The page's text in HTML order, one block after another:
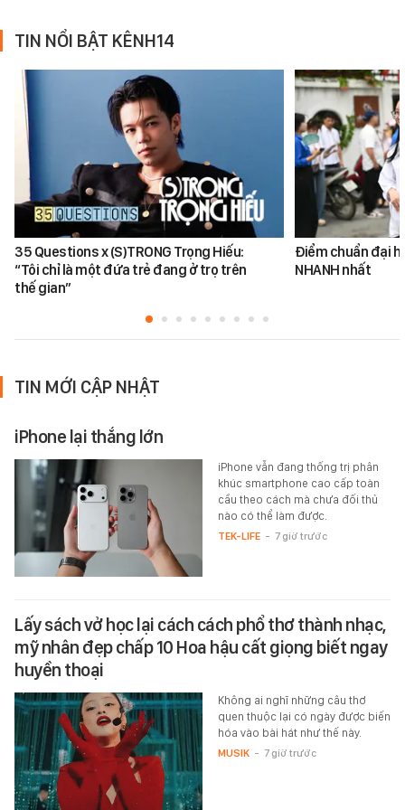
TIN NỔI BẬT KÊNH14
35 Questions x (S)TRONG Trọng Hiếu:
“Tôi chỉ là một đứa trẻ đang ở trọ trên
thế gian”
Điểm chuẩn đại
NHANH nhất
TIN MỚI CẬP NHẬT
iPhone lại thắng lớn
iPhone vẫn đang thống trị phân
khúc smartphone cao cấp toàn
cầu theo cách mà chưa đối thủ
nào có thể làm được.
TEK-LIFE - 7 giờ trước
Lấy sách vở học lại cách cách phổ thơ thành nhạc,
mỹ nhân đẹp chấp 10 Hoa hậu cất giọng biết ngay
huyền thoại
Không ai nghĩ những câu thơ
quen thuộc lại có ngày được biến
hóa vào bài hát như thế này.
MUSIK - 7 giờ trước